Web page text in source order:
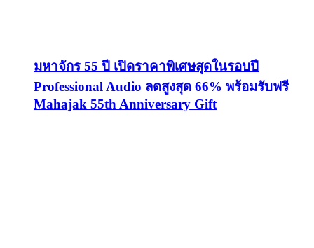
มหาจักร 55 ปี เปิดราคาพิเศษสุดในรอบปี
Professional Audio ลดสูงสุด 66% พร้อมรับฟรี
Mahajak 55th Anniversary Gift